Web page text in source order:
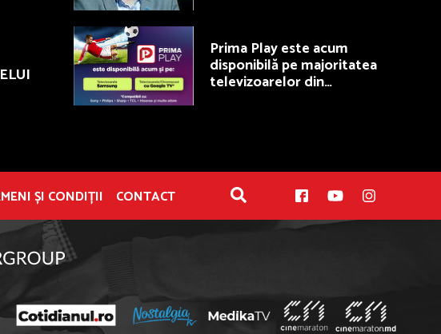
Prima Play este acum
disponibilă pe majoritatea
televizoarelor din
ȘI CONDIȚII CONTACT